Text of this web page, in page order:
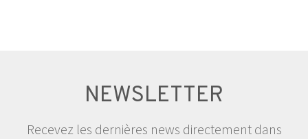
NEWSLETTER
Recevez les dernières news directement dans